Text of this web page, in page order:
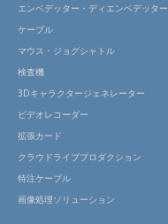
エンベデッター・ディエンベデッター
ケーブル
マウス・ジョグシャトル
検査機
3Dキャラクタージェネレーター
ビデオレコーダー
拡張カード
クラウドライブプロダクション
特注ケーブル
画像処理ソリューション